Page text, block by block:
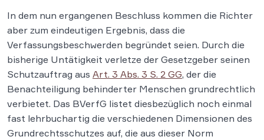
In dem nun ergangenen Beschluss kommen die Richter
aber zum eindeutigen Ergebnis, dass die
Verfassungsbeschwerden begründet seien. Durch die
bisherige Untätigkeit verletze der Gesetzgeber seinen
Schutzauftrag aus Art. 3 Abs. 3 S. 2 GG, der die
Benachteiligung behinderter Menschen grundrechtlich
verbietet. Das BVerfG listet diesbezüglich noch einmal
fast lehrbuchartig die verschiedenen Dimensionen des
Grundrechtsschutzes auf, die aus dieser Norm